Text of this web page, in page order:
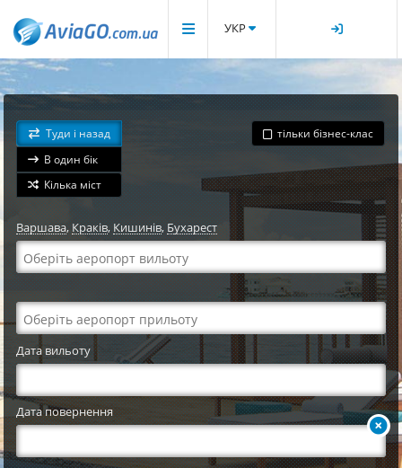
УКР
Туди і назад
В один бік
Кілька міст
тільки бізнес-клас
Варшава,Краків, Кишинів, Бухарест
Дата вильоту
Дата повернення